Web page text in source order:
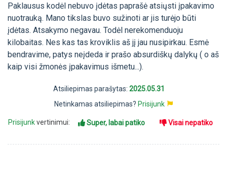
Paklausus kodėl nebuvo įdėtas paprašė atsiųsti įpakavimo
nuotrauką. Mano tikslas buvo sužinoti ar jis turėjo būti
įdėtas. Atsakymo negavau. Todėl nerekomenduoju
kilobaitas. Nes kas tas kroviklis aš jį jau nusipirkau. Esmė
bendravime, patys neįdeda ir prašo absurdiškų dalykų ( o aš
kaip visi žmonės įpakavimus išmetu...).
Atsiliepimas parašytas: 2025.05.31
Netinkamas atsiliepimas? Prisijunk
Prisijunkvertinimui: Super, labai patiko Visai nepatiko